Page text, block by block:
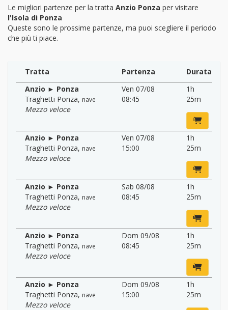
Le migliori partenze per la tratta Anzio Ponza per visitare
l'Isola di Ponza
Queste sono le prossime partenze, ma puoi scegliere il periodo
che più ti piace.
Tratta Partenza
Durata
Anzio ► Ponza
Traghetti Ponza, nave
Mezzo veloce
Ven 07/08
08:45
1h
25m
Anzio ► Ponza
Traghetti Ponza, nave
Mezzo veloce
Ven 07/08
15:00
1h
25m
Anzio ► Ponza
Traghetti Ponza, nave
Mezzo veloce
Sab 08/08
08:45
1h
25m
Anzio ► Ponza
Traghetti Ponza, nave
Mezzo veloce
Dom 09/08
08:45
1h
25m
Anzio ► Ponza
Traghetti Ponza, nave
Mezzo veloce
Dom 09/08
15:00
1h
25m